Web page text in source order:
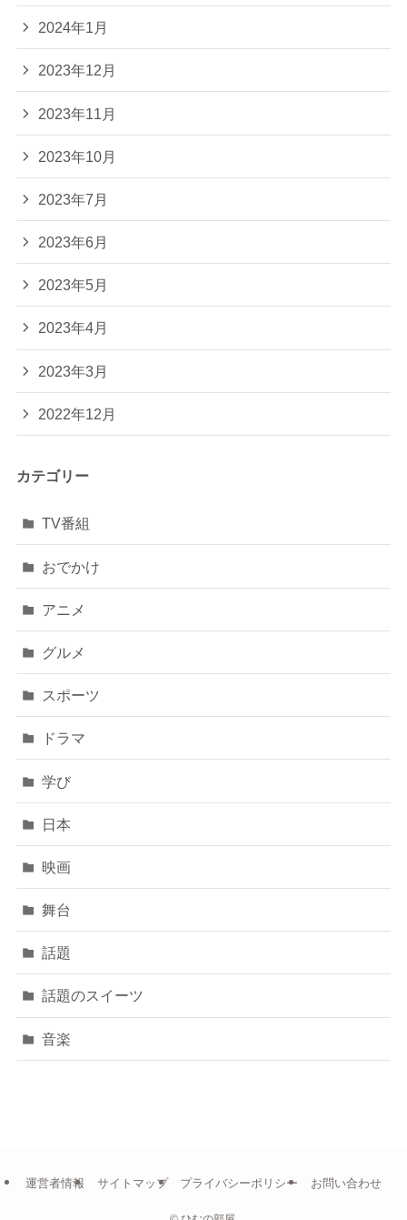
2024年1月
2023年12月
2023年11月
2023年10月
2023年7月
2023年6月
2023年5月
2023年4月
2023年3月
2022年12月
カテゴリー
TV番組
おでかけ
アニメ
グルメ
スポーツ
ドラマ
学び
日本
映画
舞台
話題
話題のスイーツ
音楽
運営者情報 サイトマップ プライバシーポリシー お問い合わせ